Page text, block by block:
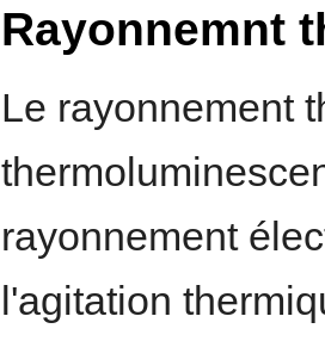
Rayonnemnt
Le rayonnement
rayonnement
l'agitation